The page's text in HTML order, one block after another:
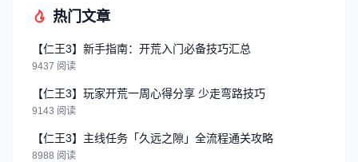
热门文章
【仁王3】新手指南：开荒入门必备技巧汇总
9437 阅读
【仁王3】玩家开荒一周心得分享 少走弯路技巧
9143 阅读
【仁王3】主线任务「久远之隙」全流程通关攻略
8988 阅读